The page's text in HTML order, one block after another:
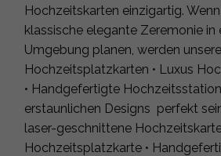
Hochzeitskarten einzigartig.
klassische elegante Zeremonie in
Umgebung planen, werden unsere
Hochzeitsplatzkarten • Luxus
• Handgefertigte
erstaunlichen Designs perfekt
laser-geschnittene
Hochzeitsplatzkarte •